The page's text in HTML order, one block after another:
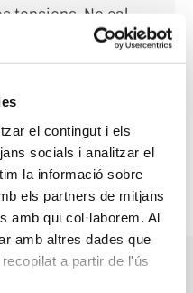
el contingut i els
socials i analitzar el
la informació sobre
els partners de mitjans
amb qui col·laborem. Al
amb altres dades que
a partir de l'ús
tensions. No cal
- Mitja